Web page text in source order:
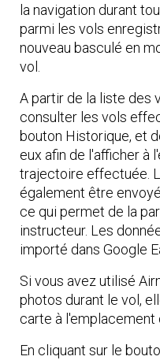
la navigation durant
parmi les vols
nouveau basculé en
vol.
A partir de la liste des
consulter les vols
bouton Historique, et
eux afin de l'afficher à
trajectoire effectuée.
également être
ce qui permet de la
instructeur. Les
importé dans Google
Si vous avez utilisé
photos durant le vol,
carte à l'emplacement
En cliquant sur le